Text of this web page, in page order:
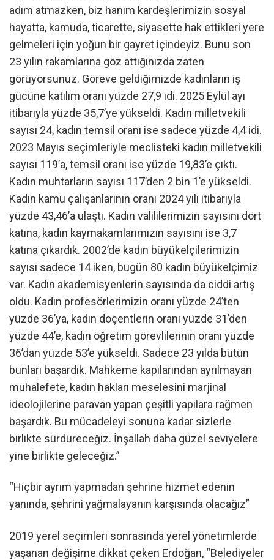
adım atmazken, biz hanım kardeşlerimizin sosyal
hayatta, kamuda, ticarette, siyasette hak ettikleri yere
gelmeleri için yoğun bir gayret içindeyiz. Bunu son
23 yılın rakamlarına göz attığınızda zaten
görüyorsunuz. Göreve geldiğimizde kadınların iş
gücüne katılım oranı yüzde 27,9 idi. 2025 Eylül ayı
itibarıyla yüzde 35,7’ye yükseldi. Kadın milletvekili
sayısı 24, kadın temsil oranı ise sadece yüzde 4,4 idi.
2023 Mayıs seçimleriyle meclisteki kadın milletvekili
sayısı 119’a, temsil oranı ise yüzde 19,83’e çıktı.
Kadın muhtarların sayısı 117’den 2 bin 1’e yükseldi.
Kadın kamu çalışanlarının oranı 2024 yılı itibarıyla
yüzde 43,46’a ulaştı. Kadın valililerimizin sayısını dört
katına, kadın kaymakamlarımızın sayısını ise 3,7
katına çıkardık. 2002’de kadın büyükelçilerimizin
sayısı sadece 14 iken, bugün 80 kadın büyükelçimiz
var. Kadın akademisyenlerin sayısında da ciddi artış
oldu. Kadın profesörlerimizin oranı yüzde 24’ten
yüzde 36’ya, kadın doçentlerin oranı yüzde 31’den
yüzde 44’e, kadın öğretim görevlilerinin oranı yüzde
36’dan yüzde 53’e yükseldi. Sadece 23 yılda bütün
bunları başardık. Mahkeme kapılarından ayrılmayan
muhalefete, kadın hakları meselesini marjinal
ideolojilerine paravan yapan çeşitli yapılara rağmen
başardık. Bu mücadeleyi sonuna kadar sizlerle
birlikte sürdüreceğiz. İnşallah daha güzel seviyelere
yine birlikte geleceğiz.”
“Hiçbir ayrım yapmadan şehrine hizmet edenin
yanında, şehrini yağmalayanın karşısında olacağız”
2019 yerel seçimleri sonrasında yerel yönetimlerde
yaşanan değişime dikkat çeken Erdoğan, “Belediyeler